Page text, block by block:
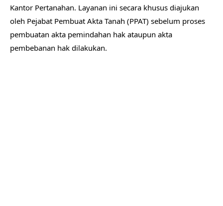
Kantor Pertanahan. Layanan ini secara khusus diajukan
oleh Pejabat Pembuat Akta Tanah (PPAT) sebelum proses
pembuatan akta pemindahan hak ataupun akta
pembebanan hak dilakukan.